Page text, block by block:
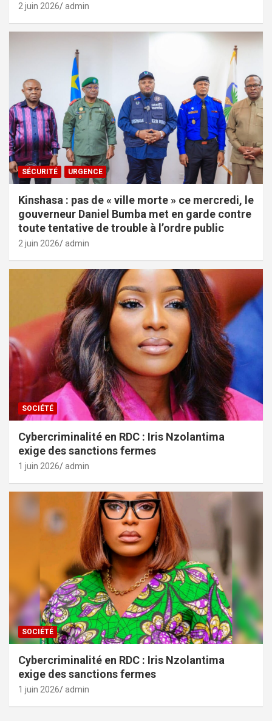
2 juin 2026 admin
SÉCURITÉ URGENCE
Kinshasa : pas de « ville morte » ce mercredi, le
gouverneur Daniel Bumba met en garde contre
toute tentative de trouble à l’ordre public
2 juin 2026 admin
SOCIÉTÉ
Cybercriminalité en RDC : Iris Nzolantima
exige des sanctions fermes
1 juin 2026 admin
SOCIÉTÉ
Cybercriminalité en RDC : Iris Nzolantima
exige des sanctions fermes
1 juin 2026 admin